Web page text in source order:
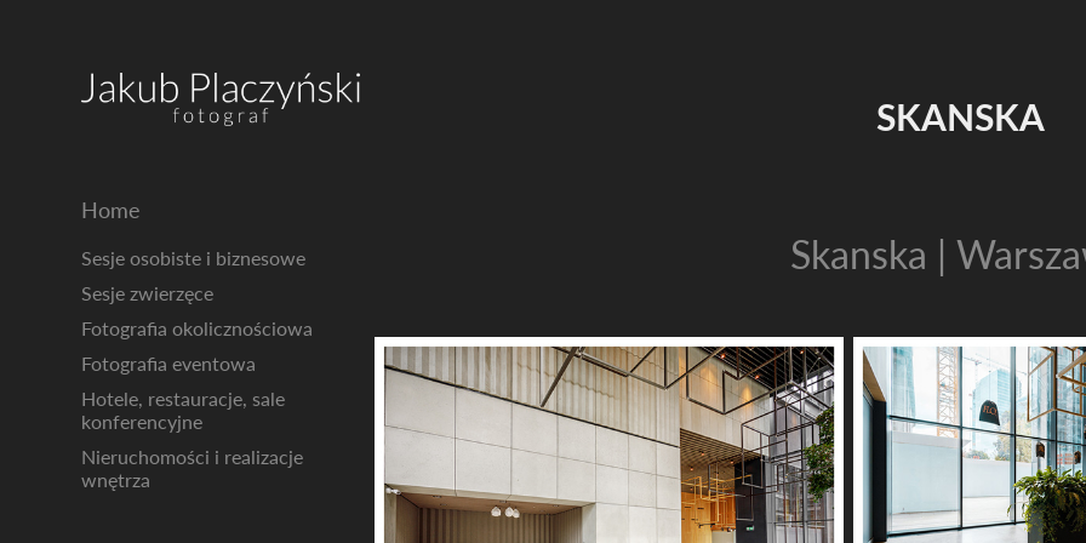
Home
Sesje osobiste i biznesowe
Sesje zwierzęce
Fotografia okolicznościowa
Fotografia eventowa
Hotele, restauracje, sale
konferencyjne
Nieruchomości i realizacje
wnętrza
SKANSKA
Skanska |